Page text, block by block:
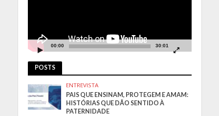
00:00 30:01
POSTS
ENTREVISTA
PAIS QUE ENSINAM, PROTEGEM E AMAM:
HISTÓRIAS QUE DÃO SENTIDO À
PATERNIDADE